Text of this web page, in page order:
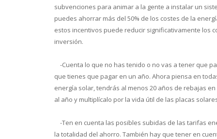
subvenciones para animar a la gente a instalar un
puedes ahorrar más del 50% de los costes de la
estos incentivos puede reducir significativamente los
inversión.
-Cuenta lo que no has tenido o no vas a tener que
que tienes que pagar en un año. Ahora piensa en
energía solar, tendrás al menos 20 años de rebajas
al año y multiplícalo por la vida útil de las placas
-Ten en cuenta las posibles subidas de las tarifas
la totalidad del ahorro. También hay que tener en